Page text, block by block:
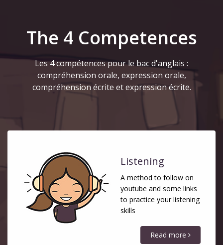
The 4 Competences
Les 4 compétences pour le bac d'anglais :
compréhension orale, expression orale,
compréhension écrite et expression écrite.
Listening
A method to follow on
youtube and some links
to practice your listening
skills
Read more